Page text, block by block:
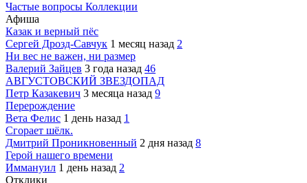
Частые вопросы Коллекции
Афиша
Казак и верный пёс
Сергей Дрозд-Савчук 1 месяц назад 2
Ни вес не важен, ни размер
Валерий Зайцев 3 года назад 46
АВГУСТОВСКИЙ ЗВЕЗДОПАД
Петр Казакевич 3 месяца назад 9
Перерождение
Вета Фелис 1 день назад 1
Сгорает шёлк.
Дмитрий Проникновенный 2 дня назад 8
Герой нашего времени
Иммануил 1 день назад 2
Отклики